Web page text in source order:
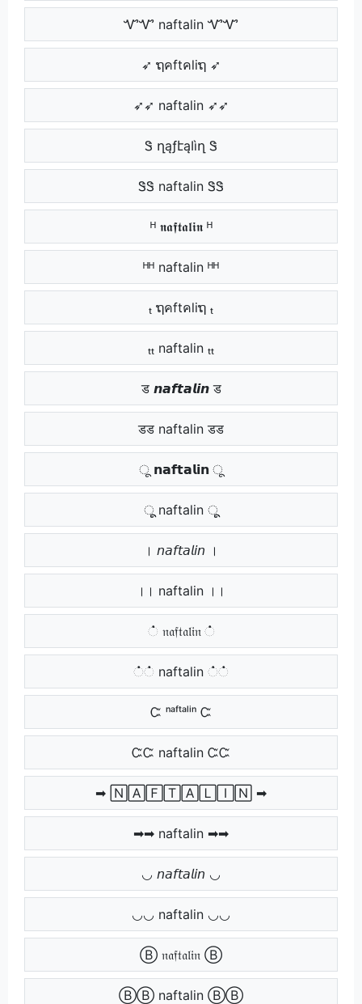
ᏉᏉ naftalin ᏉᏉ
➶ ຖคftคliຖ ➶
➶➶ naftalin ➶➶
Ꮥ ղąƒէąӀìղ Ꮥ
ᏕᏕ naftalin ᏕᏕ
ᴴ 𝖓𝖆𝖋𝖙𝖆𝖑𝖎𝖓 ᴴ
ᴴᴴ naftalin ᴴᴴ
ₜ ຖคftคliຖ ₜ
ₜₜ naftalin ₜₜ
ड 𝙣𝙖𝙛𝙩𝙖𝙡𝙞𝙣 ड
डड naftalin डड
ू 𝗻𝗮𝗳𝘁𝗮𝗹𝗶𝗻 ू
ूू naftalin ूू
। 𝘯𝘢𝘧𝘵𝘢𝘭𝘪𝘯 ।
।। naftalin ।।
் 𝔫𝔞𝔣𝔱𝔞𝔩𝔦𝔫 ்
்் naftalin ்்
Ꮸ ⁿᵃᶠᵗᵃˡⁱⁿ Ꮸ
ᏨᏨ naftalin ᏨᏨ
➡ 🄽🄰🄵🅃🄰🄻🄸🄽 ➡
➡➡ naftalin ➡➡
◡ 𝘯𝘢𝘧𝘵𝘢𝘭𝘪𝘯 ◡
◡◡ naftalin ◡◡
Ⓑ 𝔫𝔞𝔣𝔱𝔞𝔩𝔦𝔫 Ⓑ
ⒷⒷ naftalin ⒷⒷ